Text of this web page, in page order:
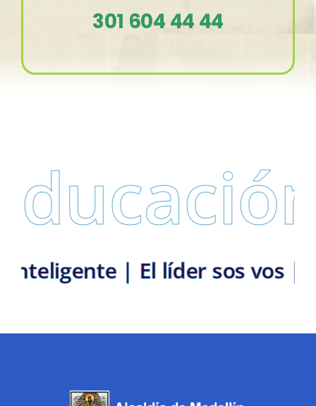
301 604 44 44
Inteligente | El líder sos